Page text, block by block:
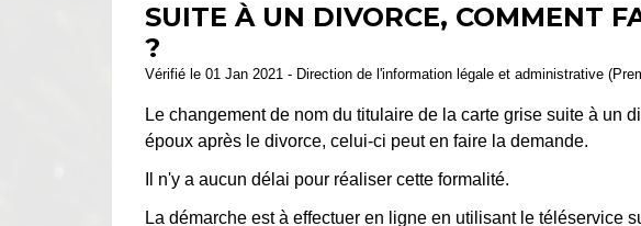
SUITE À UN DIVORCE, COMMENT
?
Vérifié le 01 Jan 2021 - Direction de l'information légale et administrative
Le changement de nom du titulaire de la carte grise suite à un
époux après le divorce, celui-ci peut en faire la demande.
Il n'y a aucun délai pour réaliser cette formalité.
La démarche est à effectuer en ligne en utilisant le téléservice